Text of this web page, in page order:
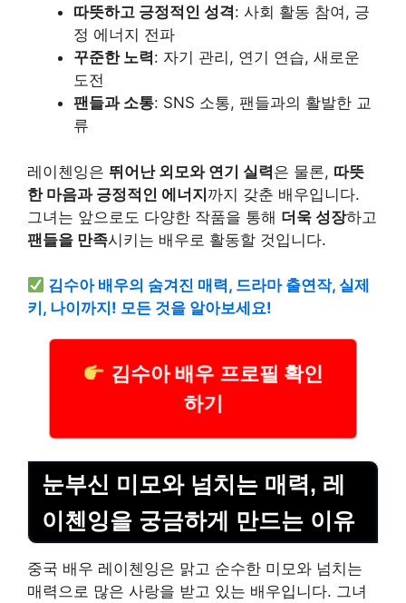
따뜻하고 긍정적인 성격: 사회 활동 참여, 긍
정 에너지 전파
꾸준한 노력: 자기 관리, 연기 연습, 새로운
도전
팬들과 소통: SNS 소통, 팬들과의 활발한 교
류
레이첸잉은 뛰어난 외모와 연기 실력은 물론, 따뜻
한 마음과 긍정적인 에너지까지 갖춘 배우입니다.
그녀는 앞으로도 다양한 작품을 통해 더욱 성장하고
팬들을 만족시키는 배우로 활동할 것입니다.
김수아 배우의 숨겨진 매력, 드라마 출연작, 실제
키, 나이까지! 모든 것을 알아보세요!
김수아 배우 프로필 확인
하기
눈부신 미모와 넘치는 매력, 레
이첸잉을 궁금하게 만드는 이유
중국 배우 레이첸잉은 맑고 순수한 미모와 넘치는
매력으로 많은 사랑을 받고 있는 배우입니다. 그녀